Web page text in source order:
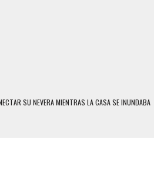
SU NEVERA MIENTRAS LA CASA SE INUNDABA
EL CUERPO DENTRO DE SU CASA